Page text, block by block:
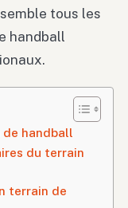
tous les
handball
de handball
du terrain
terrain de